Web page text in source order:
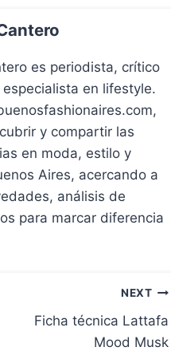
es periodista, crítico
en lifestyle.
y compartir las
en moda, estilo y
Aires, acercando a
análisis de
para marcar diferencia
NEXT
Ficha técnica Lattafa
Mood Musk